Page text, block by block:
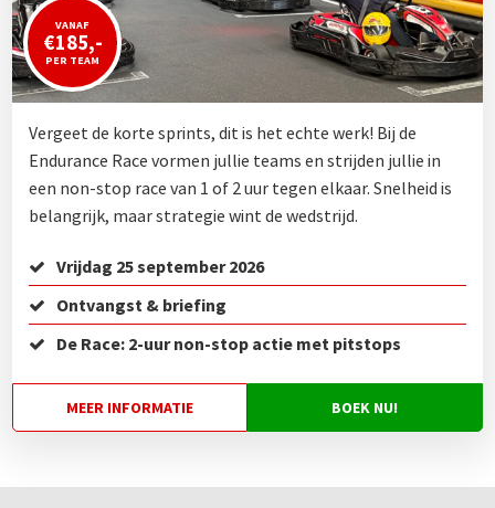
VANAF
€185,-
PER TEAM
Vergeet de korte sprints, dit is het echte werk! Bij de
Endurance Race vormen jullie teams en strijden jullie in
een non-stop race van 1 of 2 uur tegen elkaar. Snelheid is
belangrijk, maar strategie wint de wedstrijd.
Vrijdag 25 september 2026
Ontvangst & briefing
De Race: 2-uur non-stop actie met pitstops
MEER INFORMATIE BOEK NU!